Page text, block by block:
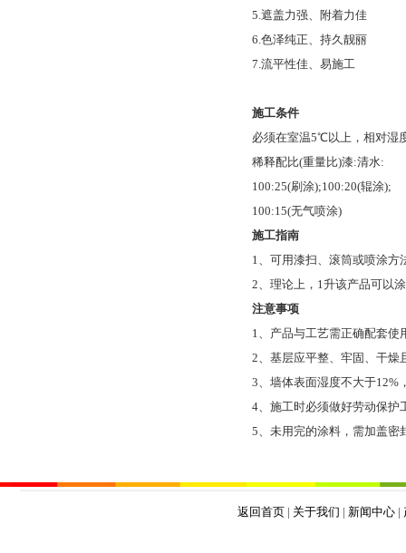
5.遮盖力强、附着力佳
6.色泽纯正、持久靓丽
7.流平性佳、易施工
施工条件
必须在室温5℃以上，相对湿
稀释配比(重量比)漆:清水:
100:25(刷涂);100:20(辊涂);
100:15(无气喷涂)
施工指南
1、可用漆扫、滚筒或喷涂方
2、理论上，1升该产品可以
注意事项
1、产品与工艺需正确配套使
2、基层应平整、牢固、干燥
3、墙体表面湿度不大于12%
4、施工时必须做好劳动保护
5、未用完的涂料，需加盖密
返回首页 | 关于我们 | 新闻中心 |